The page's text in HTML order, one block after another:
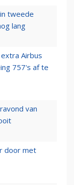
tweede
lang
Airbus
757's af te
van
door met